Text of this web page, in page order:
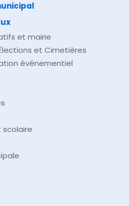
et mairie
et Cimetières
événementiel
scolaire